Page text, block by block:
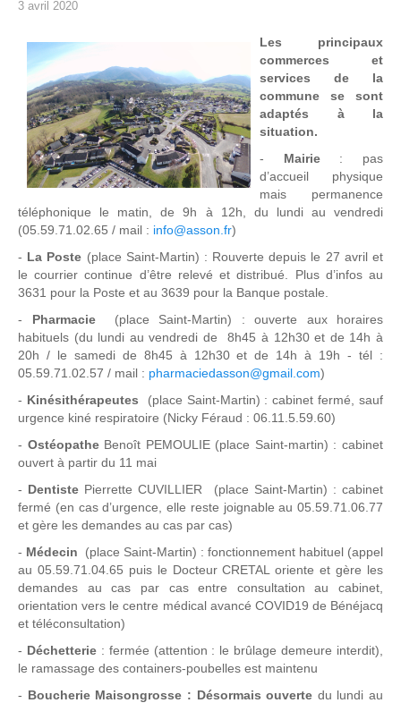
3 avril 2020
Les principaux
commerces et
services de la
commune se sont
adaptés à la
situation.
- Mairie: pas
d’accueil physique
mais permanence
téléphonique le matin, de 9h à 12h, du lundi au vendredi
(05.59.71.02.65 / mail : info@asson.fr)
- La Poste (place Saint-Martin) : Rouverte depuis le 27 avril et
le courrier continue d’être relevé et distribué. Plus d’infos au
3631 pour la Poste et au 3639 pour la Banque postale.
- Pharmacie
(place Saint-Martin) : ouverte aux horaires
habituels (du lundi au vendredi de 8h45 à 12h30 et de 14h à
20h / le samedi de 8h45 à 12h30 et de 14h à 19h - tél :
05.59.71.02.57 / mail : pharmaciedasson@gmail.com)
- Kinésithérapeutes (place Saint-Martin) : cabinet fermé, sauf
urgence kiné respiratoire (Nicky Féraud : 06.11.5.59.60)
- OstéopatheBenoît PEMOULIE (place Saint-martin) : cabinet
ouvert à partir du 11 mai
- Dentiste Pierrette CUVILLIER (place Saint-Martin) : cabinet
fermé (en cas d’urgence, elle reste joignable au 05.59.71.06.77
et gère les demandes au cas par cas)
- Médecin
(place Saint-Martin) : fonctionnement habituel (appel
au 05.59.71.04.65 puis le Docteur CRETAL oriente et gère les
demandes au cas par cas entre consultation au cabinet,
orientation vers le centre médical avancé COVID19 de Bénéjacq
et téléconsultation)
- Déchetterie: fermée (attention : le brûlage demeure interdit),
le ramassage des containers-poubelles est maintenu
- Boucherie Maisongrosse : Désormais ouverte du lundi au